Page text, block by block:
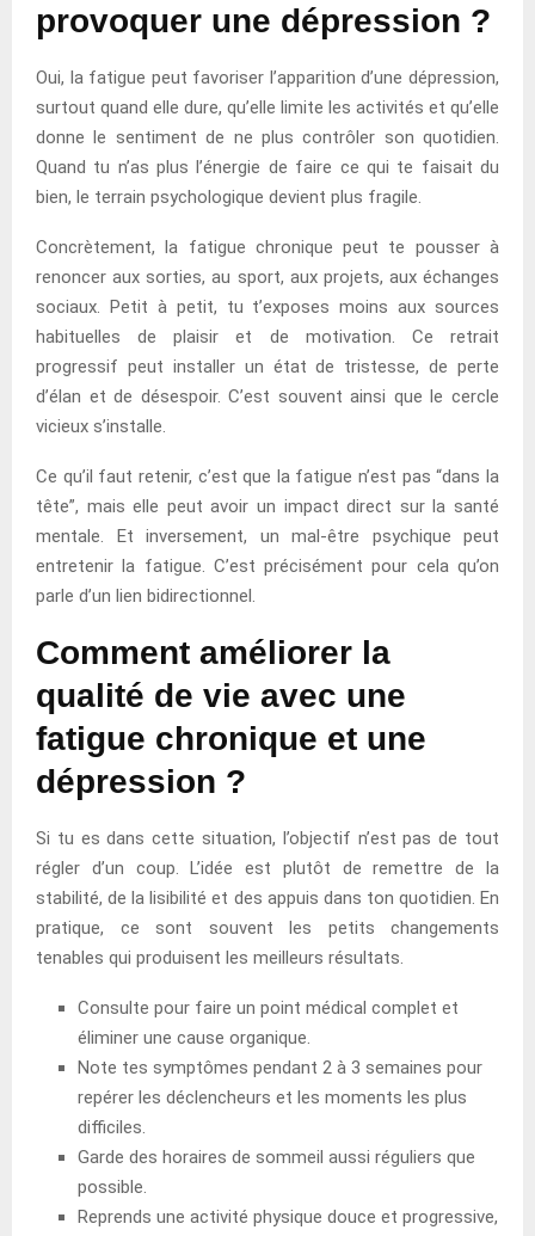
provoquer une dépression ?
Oui, la fatigue peut favoriser l’apparition d’une dépression,
surtout quand elle dure, qu’elle limite les activités et qu’elle
donne le sentiment de ne plus contrôler son quotidien.
Quand tu n’as plus l’énergie de faire ce qui te faisait du
bien, le terrain psychologique devient plus fragile.
Concrètement, la fatigue chronique peut te pousser à
renoncer aux sorties, au sport, aux projets, aux échanges
sociaux. Petit à petit, tu t’exposes moins aux sources
habituelles de plaisir et de motivation. Ce retrait
progressif peut installer un état de tristesse, de perte
d’élan et de désespoir. C’est souvent ainsi que le cercle
vicieux s’installe.
Ce qu’il faut retenir, c’est que la fatigue n’est pas “dans la
tête”, mais elle peut avoir un impact direct sur la santé
mentale. Et inversement, un mal-être psychique peut
entretenir la fatigue. C’est précisément pour cela qu’on
parle d’un lien bidirectionnel.
Comment améliorer la
qualité de vie avec une
fatigue chronique et une
dépression ?
Si tu es dans cette situation, l’objectif n’est pas de tout
régler d’un coup. L’idée est plutôt de remettre de la
stabilité, de la lisibilité et des appuis dans ton quotidien. En
pratique, ce sont souvent les petits changements
tenables qui produisent les meilleurs résultats.
Consulte pour faire un point médical complet et
éliminer une cause organique.
Note tes symptômes pendant 2 à 3 semaines pour
repérer les déclencheurs et les moments les plus
difficiles.
Garde des horaires de sommeil aussi réguliers que
possible.
Reprends une activité physique douce et progressive,